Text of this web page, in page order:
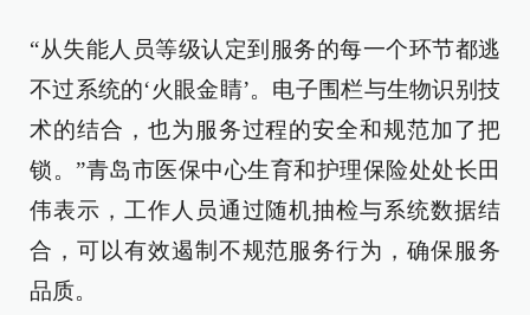
“从失能人员等级认定到服务的每一个环节都逃
不过系统的‘火眼金睛’。电子围栏与生物识别技
术的结合，也为服务过程的安全和规范加了把
锁。”青岛市医保中心生育和护理保险处处长田
伟表示，工作人员通过随机抽检与系统数据结
合，可以有效遏制不规范服务行为，确保服务
品质。